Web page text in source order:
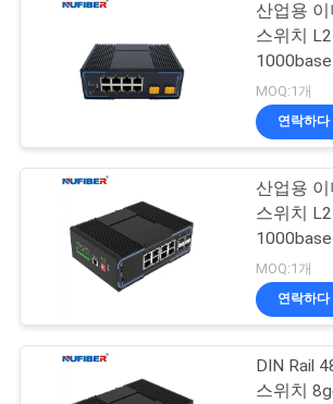
맵
정
보
활동적인 광케
직접 접속 케이
산업용
스위치
MOQ:1개
연락하다
산업용
스위치
MOQ:1개
연락하다
DIN Rail
스위치